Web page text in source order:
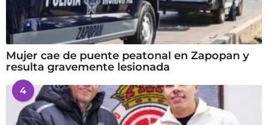
Mujer cae de puente peatonal en Zapopan y
resulta gravemente lesionada
4